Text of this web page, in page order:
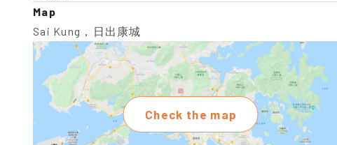
Map
Sai Kung，日出康城
Check the map